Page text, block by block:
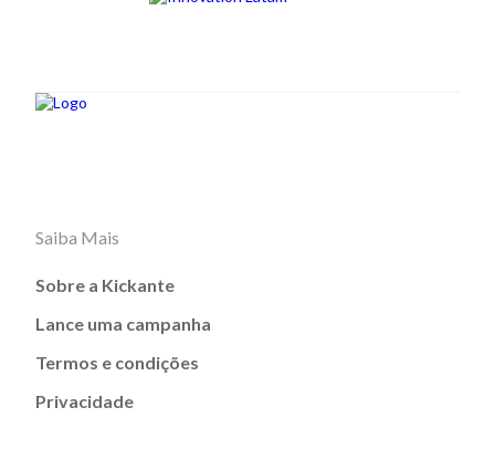
Saiba Mais
Sobre a Kickante
Lance uma campanha
Termos e condições
Privacidade